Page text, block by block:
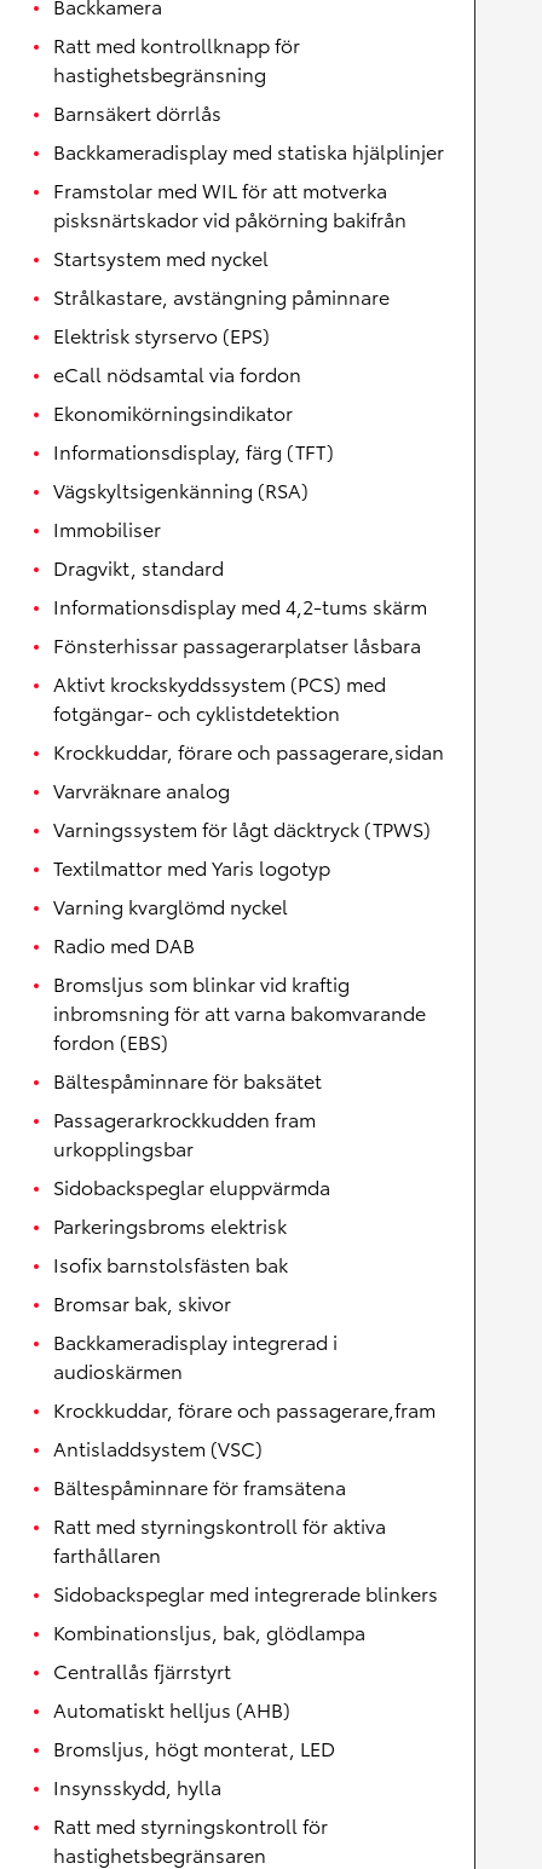
Ratt med kontrollknapp för
hastighetsbegränsning
Barnsäkert dörrlås
Backkameradisplay med statiska hjälplinjer
Framstolar med WIL för att motverka
pisksnärtskador vid påkörning bakifrån
Startsystem med nyckel
Strålkastare, avstängning påminnare
Elektrisk styrservo (EPS)
eCall nödsamtal via fordon
Ekonomikörningsindikator
Informationsdisplay, färg (TFT)
Vägskyltsigenkänning (RSA)
Immobiliser
Dragvikt, standard
Informationsdisplay med 4,2-tums skärm
Fönsterhissar passagerarplatser låsbara
Aktivt krockskyddssystem (PCS) med
fotgängar- och cyklistdetektion
Krockkuddar, förare och passagerare,sidan
Varvräknare analog
Varningssystem för lågt däcktryck (TPWS)
Textilmattor med Yaris logotyp
Varning kvarglömd nyckel
Radio med DAB
Bromsljus som blinkar vid kraftig
inbromsning för att varna bakomvarande
fordon (EBS)
Bältespåminnare för baksätet
Passagerarkrockkudden fram
urkopplingsbar
Sidobackspeglar eluppvärmda
Parkeringsbroms elektrisk
Isofix barnstolsfästen bak
Bromsar bak, skivor
Backkameradisplay integrerad i
audioskärmen
Krockkuddar, förare och passagerare,fram
Antisladdsystem (VSC)
Bältespåminnare för framsätena
Ratt med styrningskontroll för aktiva
farthållaren
Sidobackspeglar med integrerade blinkers
Kombinationsljus, bak, glödlampa
Centrallås fjärrstyrt
Automatiskt helljus (AHB)
Bromsljus, högt monterat, LED
Insynsskydd, hylla
Ratt med styrningskontroll för
hastighetsbegränsaren